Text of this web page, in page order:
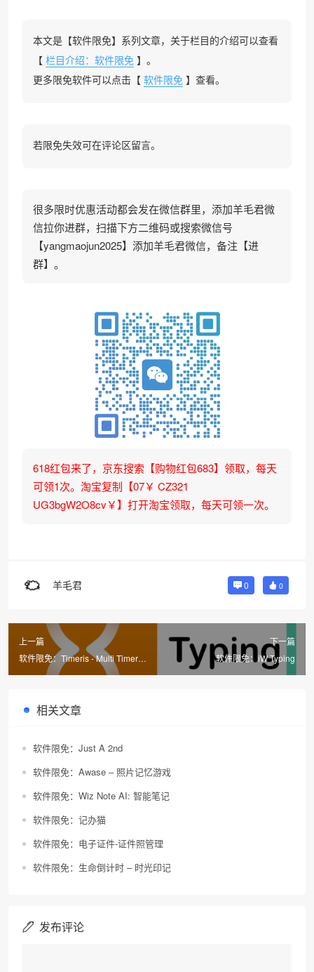
本文是【软件限免】系列文章，关于栏目的介绍可以查看
【 栏目介绍：软件限免 】。
更多限免软件可以点击【 软件限免 】查看。
若限免失效可在评论区留言。
很多限时优惠活动都会发在微信群里，添加羊毛君微
信拉你进群，扫描下方二维码或搜索微信号
【yangmaojun2025】添加羊毛君微信，备注【进
群】。
618红包来了，京东搜索【购物红包683】领取，每天
可领1次。淘宝复制【07￥ CZ321
UG3bgW2O8cv￥】打开淘宝领取，每天可领一次。
羊毛君 0 0
上一篇
软件限免：Timeris - Multi Timer
Widgets
下一篇
软件限免：iW Typing
相关文章
软件限免：Just A 2nd
软件限免：Awase – 照片记忆游戏
软件限免：Wiz Note AI: 智能笔记
软件限免：记办猫
软件限免：电子证件-证件照管理
软件限免：生命倒计时 – 时光印记
发布评论